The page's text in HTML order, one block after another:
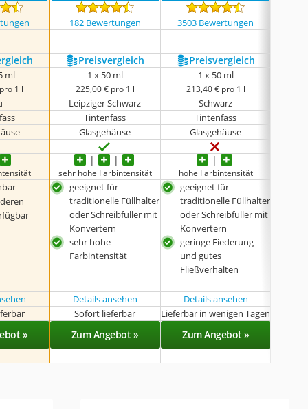
182 Bewertungen 3503 Bewertungen
Preis­vergleich Preis­vergleich
ml
1 l
1 x 50 ml
225,00 € pro 1 l
1 x 50 ml
213,40 € pro 1 l
Leipziger Schwarz
Schwarz
Tintenfass Tintenfass
Glasgehäuse Glasgehäuse
sehr hohe Farbintensität hohe Farbintensität
geeignet für
traditionelle Füllhalter
oder Schreibfüller mit
Konvertern
sehr hohe
Farbintensität
geeignet für
traditionelle Füllhalter
oder Schreibfüller mit
Konvertern
geringe Fiederung
und gutes
Fließverhalten
Details ansehen
Details ansehen
Sofort lieferbar Lieferbar in wenigen Tagen
» Zum Angebot » Zum Angebot »